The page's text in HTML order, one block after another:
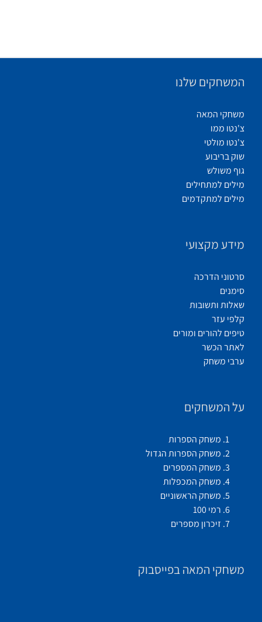
המשחקים שלנו
משחקי המאה
צ'נטו ממו
צ'נטו מולטי
שוק בריבוע
גוף משולש
מילים למתחילים
מילים למתקדמים
מידע מקצועי
סרטוני הדרכה
סימנים
שאלות ותשובות
קלפי עזר
טיפים להורים ומורים
לאתר הכשר
ערבי משחק
על המשחקים
משחק הספרות
משחק הספרות הגדול
משחק המספרים
משחק המכפלות
משחק הראשוניים
רמי 100
זיכרון מספרים
משחקי המאה בפייסבוק